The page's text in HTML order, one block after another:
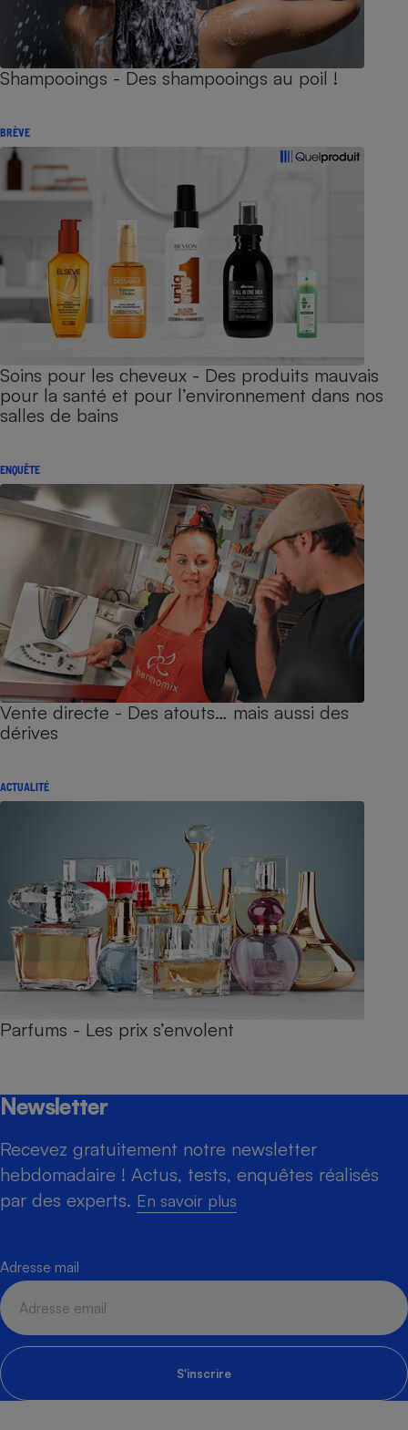
Shampooings - Des shampooings au poil !
BRÈVE
Soins pour les cheveux - Des produits mauvais
pour la santé et pour l’environnement dans nos
salles de bains
ENQUÊTE
Vente directe - Des atouts… mais aussi des
dérives
ACTUALITÉ
Parfums - Les prix s’envolent
Newsletter
Recevez gratuitement notre newsletter
hebdomadaire ! Actus, tests, enquêtes réalisés
par des experts. En savoir plus
Adresse mail
S'inscrire